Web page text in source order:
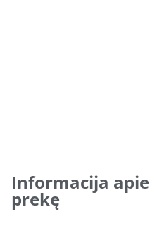
Informacija apie
prekę